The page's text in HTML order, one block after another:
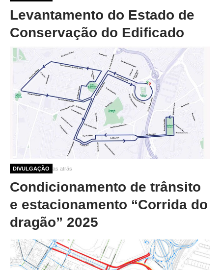
Levantamento do Estado de
Conservação do Edificado
DIVULGAÇÃO
9 meses 2 semanas atrás
Condicionamento de trânsito
e estacionamento “Corrida do
dragão” 2025